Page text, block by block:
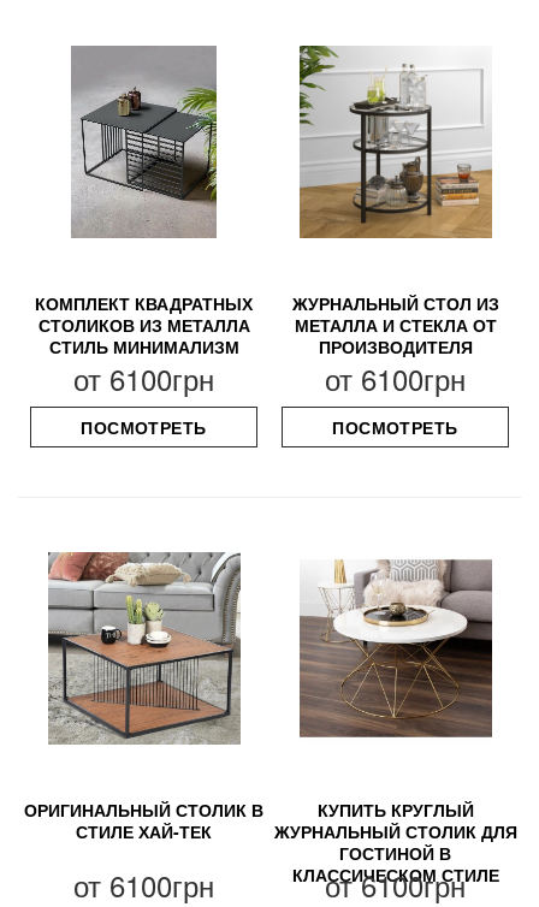
КОМПЛЕКТ КВАДРАТНЫХ
СТОЛИКОВ ИЗ МЕТАЛЛА
СТИЛЬ МИНИМАЛИЗМ
от 6100грн
ПОСМОТРЕТЬ
ЖУРНАЛЬНЫЙ СТОЛ ИЗ
МЕТАЛЛА И СТЕКЛА ОТ
ПРОИЗВОДИТЕЛЯ
от 6100грн
ПОСМОТРЕТЬ
ОРИГИНАЛЬНЫЙ СТОЛИК В
СТИЛЕ ХАЙ-ТЕК
от 6100грн
КУПИТЬ КРУГЛЫЙ
ЖУРНАЛЬНЫЙ СТОЛИК ДЛЯ
ГОСТИНОЙ В
КЛАССИЧЕСКОМ СТИЛЕ
от6100грн